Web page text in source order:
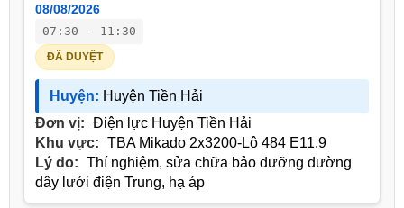
08/08/2026
07:30 - 11:30
ĐÃ DUYỆT
Huyện: Huyện Tiền Hải
Đơn vị: Điện lực Huyện Tiền Hải
Khu vực: TBA Mikado 2x3200-Lộ 484 E11.9
Lý do: Thí nghiệm, sửa chữa bảo dưỡng đường
dây lưới điện Trung, hạ áp